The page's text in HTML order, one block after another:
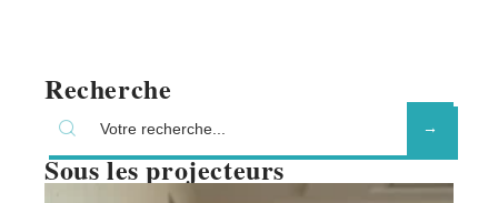
Recherche
Sous les projecteurs